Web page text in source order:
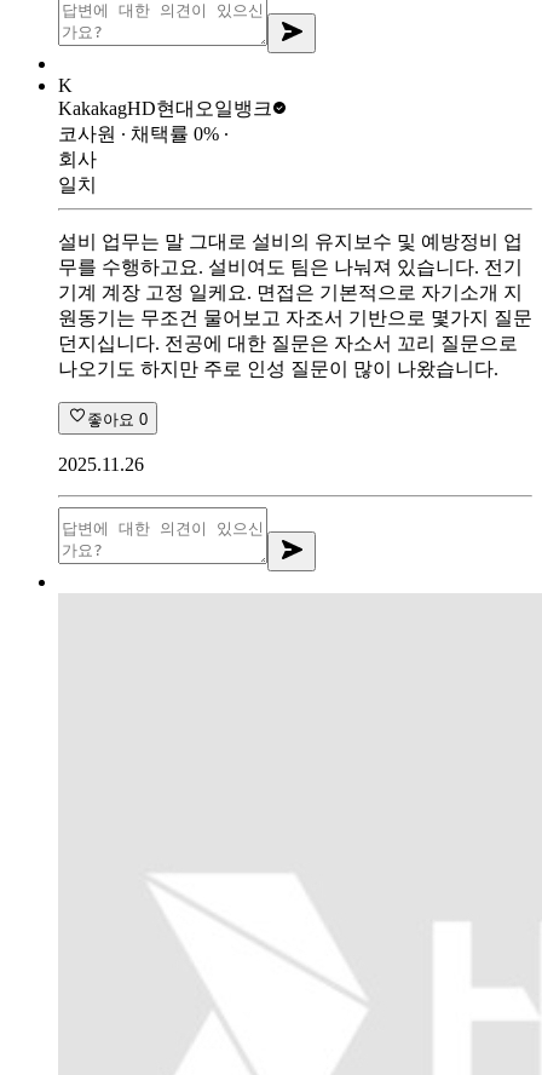
K
KakakagHD현대오일뱅크
코사원 ∙ 채택률 0% ∙
회사
일치
설비 업무는 말 그대로 설비의 유지보수 및 예방정비 업
무를 수행하고요. 설비여도 팀은 나눠져 있습니다. 전기
기계 계장 고정 일케요. 면접은 기본적으로 자기소개 지
원동기는 무조건 물어보고 자조서 기반으로 몇가지 질문
던지십니다. 전공에 대한 질문은 자소서 꼬리 질문으로
나오기도 하지만 주로 인성 질문이 많이 나왔습니다.
좋아요 0
2025.11.26